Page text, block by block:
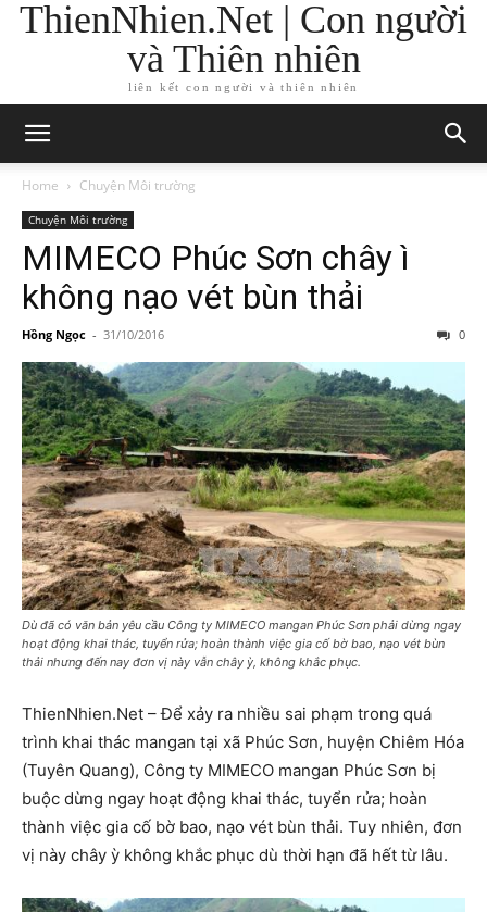
ThienNhien.Net | Con người
và Thiên nhiên
liên kết con người và thiên nhiên
Home Chuyện Môi trường
Chuyện Môi trường
MIMECO Phúc Sơn chây ì
không nạo vét bùn thải
Hồng Ngọc - 31/10/2016 0
Dù đã có văn bản yêu cầu Công ty MIMECO mangan Phúc Sơn phải dừng ngay
hoạt động khai thác, tuyển rửa; hoàn thành việc gia cố bờ bao, nạo vét bùn
thải nhưng đến nay đơn vị này vẫn chây ỳ, không khắc phục.
ThienNhien.Net – Để xảy ra nhiều sai phạm trong quá
trình khai thác mangan tại xã Phúc Sơn, huyện Chiêm Hóa
(Tuyên Quang), Công ty MIMECO mangan Phúc Sơn bị
buộc dừng ngay hoạt động khai thác, tuyển rửa; hoàn
thành việc gia cố bờ bao, nạo vét bùn thải. Tuy nhiên, đơn
vị này chây ỳ không khắc phục dù thời hạn đã hết từ lâu.